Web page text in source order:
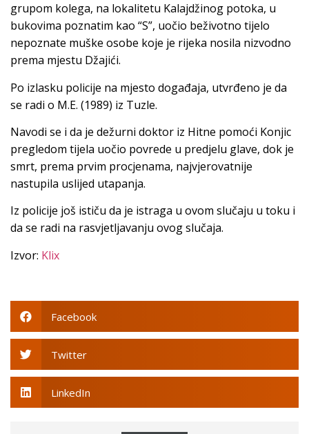
grupom kolega, na lokalitetu Kalajdžinog potoka, u
bukovima poznatim kao “S”, uočio beživotno tijelo
nepoznate muške osobe koje je rijeka nosila nizvodno
prema mjestu Džajići.
Po izlasku policije na mjesto događaja, utvrđeno je da
se radi o M.E. (1989) iz Tuzle.
Navodi se i da je dežurni doktor iz Hitne pomoći Konjic
pregledom tijela uočio povrede u predjelu glave, dok je
smrt, prema prvim procjenama, najvjerovatnije
nastupila uslijed utapanja.
Iz policije još ističu da je istraga u ovom slučaju u toku i
da se radi na rasvjetljavanju ovog slučaja.
Izvor: Klix
Facebook
Twitter
LinkedIn